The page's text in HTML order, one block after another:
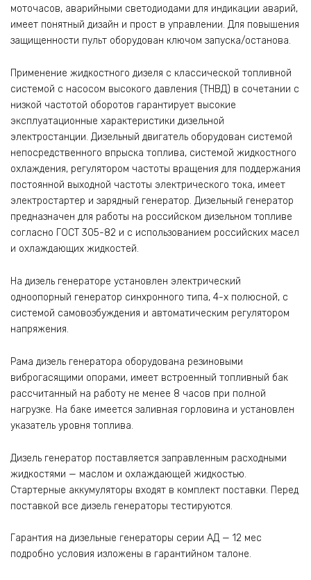
моточасов, аварийными светодиодами для индикации аварий,
имеет понятный дизайн и прост в управлении. Для повышения
защищенности пульт оборудован ключом запуска/останова.
Применение жидкостного дизеля с классической топливной
системой c насосом высокого давления (ТНВД) в сочетании с
низкой частотой оборотов гарантирует высокие
эксплуатационные характеристики дизельной
электростанции. Дизельный двигатель оборудован системой
непосредственного впрыска топлива, системой жидкостного
охлаждения, регулятором частоты вращения для поддержания
постоянной выходной частоты электрического тока, имеет
электростартер и зарядный генератор. Дизельный генератор
предназначен для работы на российском дизельном топливе
согласно ГОСТ 305-82 и с использованием российских масел
и охлаждающих жидкостей.
На дизель генераторе установлен электрический
одноопорный генератор синхронного типа, 4-х полюсной, с
системой самовозбуждения и автоматическим регулятором
напряжения.
Рама дизель генератора оборудована резиновыми
виброгасящими опорами, имеет встроенный топливный бак
рассчитанный на работу не менее 8 часов при полной
нагрузке. На баке имеется заливная горловина и установлен
указатель уровня топлива.
Дизель генератор поставляется заправленным расходными
жидкостями — маслом и охлаждающей жидкостью.
Стартерные аккумуляторы входят в комплект поставки. Перед
поставкой все дизель генераторы тестируются.
Гарантия на дизельные генераторы серии АД — 12 мес
подробно условия изложены в гарантийном талоне.